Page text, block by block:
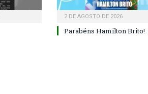
2 DE AGOSTO DE 2026
Parabéns Hamilton Brito!